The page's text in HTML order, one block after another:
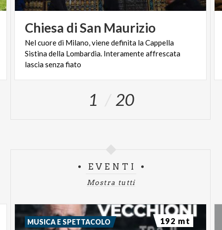
Chiesa diSan Maurizio
Nel cuore di Milano, viene definita la Cappella
Sistina della Lombardia. Interamente affrescata
lascia senza fiato
1 20
EVENTI
Mostra tutti
MUSICA E SPETTACOLO 192 mt